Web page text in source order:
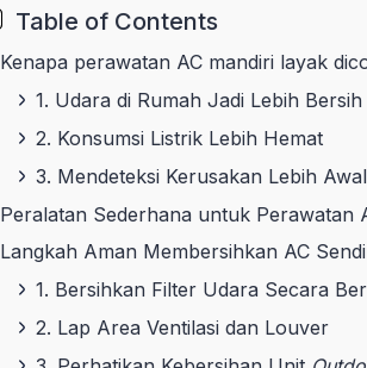
Table of Contents
Kenapa perawatan AC mandiri layak
1. Udara di Rumah Jadi Lebih Bersih
2. Konsumsi Listrik Lebih Hemat
3. Mendeteksi Kerusakan Lebih Awal
Peralatan Sederhana untuk Perawatan
Langkah Aman Membersihkan AC
1. Bersihkan Filter Udara Secara
2. Lap Area Ventilasi dan Louver